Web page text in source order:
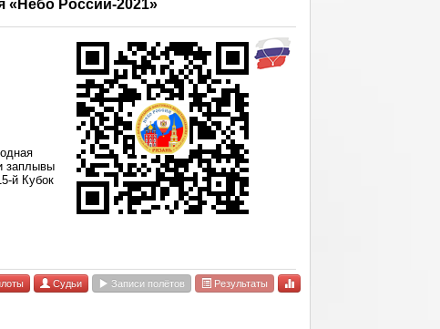
России-2021»
заплывы
й Кубок
Судьи Записи полётов Результаты